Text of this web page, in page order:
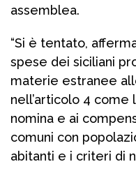
assemblea.
“Si è tentato,
spese dei siciliani
materie estranee
nell’articolo 4
nomina e ai
comuni con
abitanti e i criteri di